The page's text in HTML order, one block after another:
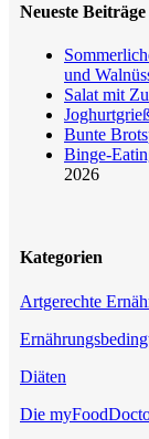
Neueste Beiträge
und
Salat mit
Bunte
Binge-
2026
Kategorien
Artgerechte
Diäten
Die